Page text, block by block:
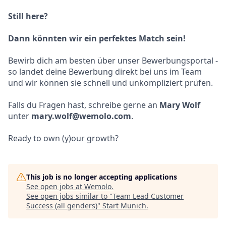
Still here?
Dann könnten wir ein perfektes Match sein!
Bewirb dich am besten über unser Bewerbungsportal -
so landet deine Bewerbung direkt bei uns im Team
und wir können sie schnell und unkompliziert prüfen.
Falls du Fragen hast, schreibe gerne an Mary Wolf
unter mary.wolf@wemolo.com.
Ready to own (y)our growth?
This job is no longer accepting applications
See open jobs at Wemolo.
See open jobs similar to "Team Lead Customer
Success (all genders)" Start Munich.